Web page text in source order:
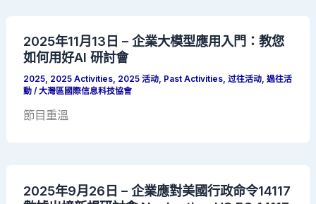
2025年11月13日 – 企業大模型應用入門：教您
如何用好AI 研討會
2025, 2025 Activities, 2025 活动, Past Activities,过往活动,過往活
動 /大灣區國際信息科技協會
節目重溫
2025年9月26日 – 企業應對美國行政命令14117